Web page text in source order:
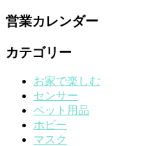
営業カレンダー
カテゴリー
お家で楽しむ
センサー
ペット用品
ホビー
マスク